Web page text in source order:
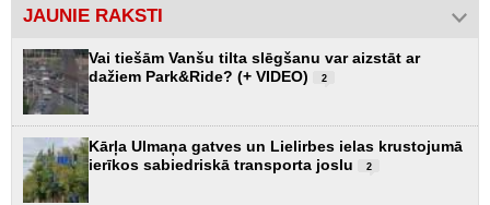
JAUNIE RAKSTI
Vai tiešām Vanšu tilta slēgšanu var aizstāt ar
dažiem Park&Ride? (+ VIDEO)
2
Kārļa Ulmaņa gatves un Lielirbes ielas krustojumā
ierīkos sabiedriskā transporta joslu
2